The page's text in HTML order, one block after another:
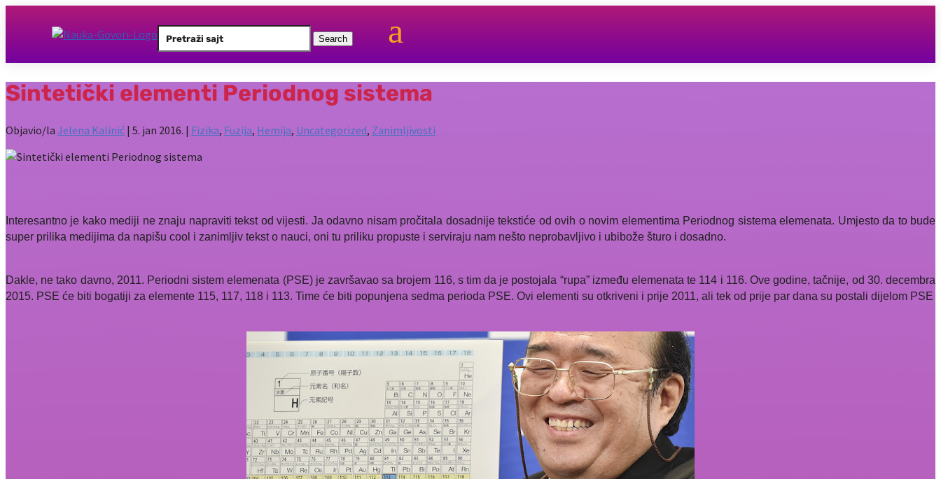
Search
for:
a
Sintetički elementi Periodnog sistema
Objavio/la Jelena Kalinić | 5. jan 2016. | Fizika, Fuzija, Hemija, Uncategorized, Zanimljivosti
Interesantno je kako mediji ne znaju napraviti tekst od vijesti. Ja odavno nisam pročitala dosadnije tekstiće od ovih o novim elementima Periodnog sistema elemenata. Umjesto da to bude
super prilika medijima da napišu cool i zanimljiv tekst o nauci, oni tu priliku propuste i serviraju nam nešto neprobavljivo i ubibože šturo i dosadno.
Dakle, ne tako davno, 2011. Periodni sistem elemenata (PSE) je završavao sa brojem 116, s tim da je postojala “rupa” između elemenata te 114 i 116. Ove godine, tačnije, od 30. decembra
2015. PSE će biti bogatiji za elemente 115, 117, 118 i 113. Time će biti popunjena sedma perioda PSE. Ovi elementi su otkriveni i prije 2011, ali tek od prije par dana su postali dijelom PSE